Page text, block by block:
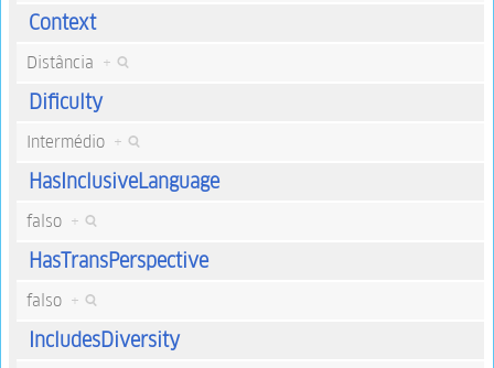
Context
Distância +
Dificulty
Intermédio +
HasInclusiveLanguage
falso +
HasTransPerspective
falso +
IncludesDiversity